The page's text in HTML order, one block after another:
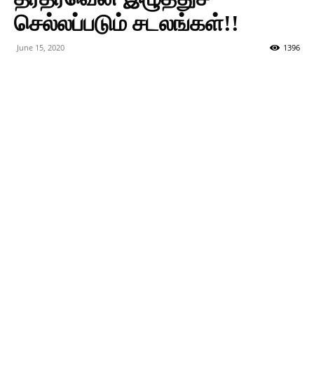
செல்லப்படும் சடலங்கள்!!
June 15, 2020 1396